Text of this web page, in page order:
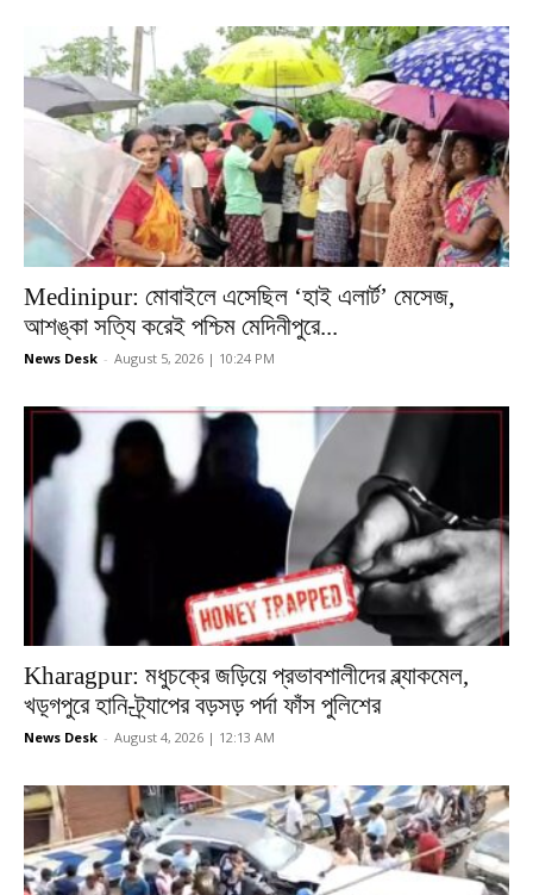
Medinipur: মোবাইলে এসেছিল ‘হাই এলার্ট’ মেসেজ,
আশঙ্কা সত্যি করেই পশ্চিম মেদিনীপুরে...
News Desk - August 5, 2026 | 10:24 PM
Kharagpur: মধুচক্রে জড়িয়ে প্রভাবশালীদের ব্ল্যাকমেল,
খড়্গপুরে হানি-ট্র্যাপের বড়সড় পর্দা ফাঁস পুলিশের
News Desk - August 4, 2026 | 12:13 AM